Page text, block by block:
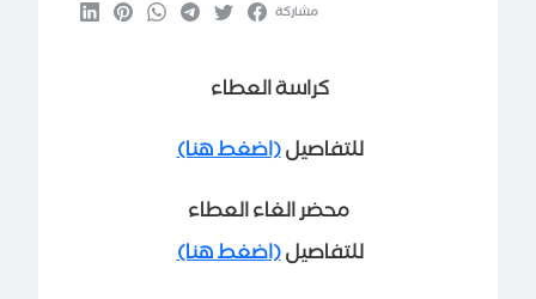
مشاركة
كراسة العطاء
للتفاصيل(اضغط هنا)
محضر الغاء العطاء
للتفاصيل(اضغط هنا)